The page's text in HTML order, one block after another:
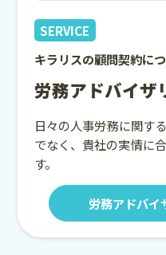
SERVICE
キラリスの顧問契約に
労務アドバイザ
日々の人事労務に関す
でなく、貴社の実情に
す。
労務アドバイ